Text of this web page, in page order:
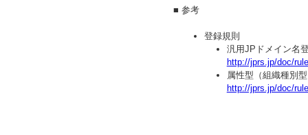
■ 参考
登録規則
汎用JPドメイン名
http://jprs.jp/doc/
属性型（組織種別
http://jprs.jp/doc/